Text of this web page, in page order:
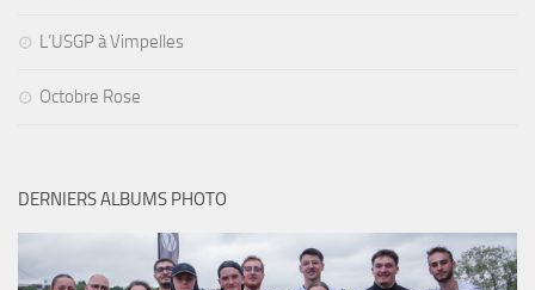
L’USGP à Vimpelles
Octobre Rose
DERNIERS ALBUMS PHOTO